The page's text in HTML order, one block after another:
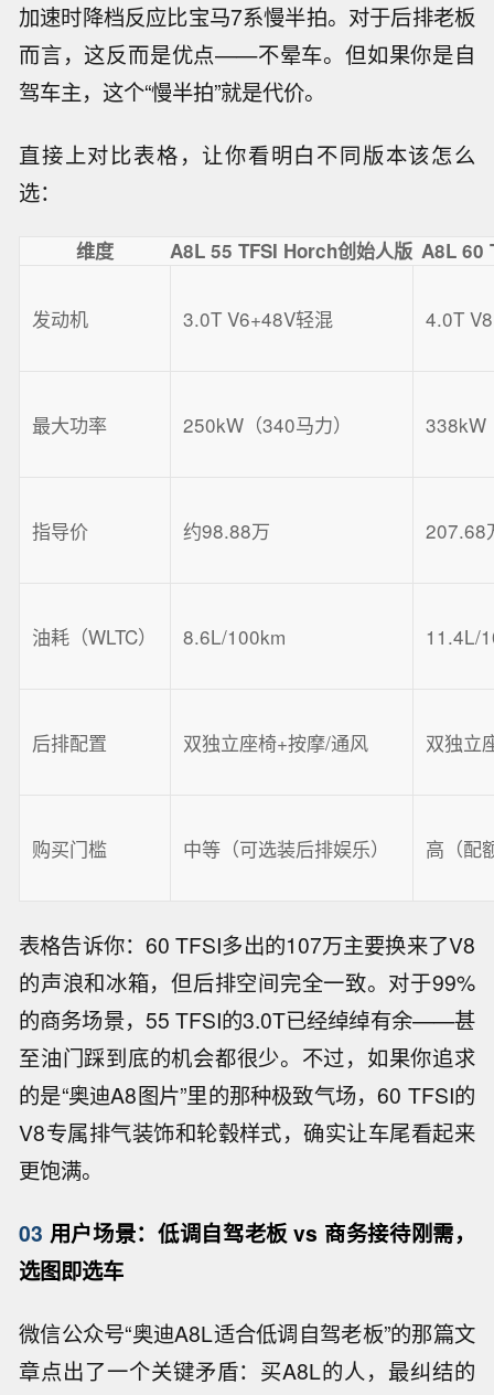
加速时降档反应比宝马7系慢半拍。对于后排老板
而言，这反而是优点——不晕车。但如果你是自
驾车主，这个“慢半拍”就是代价。
直接上对比表格，让你看明白不同版本该怎么
选：
维度 A8L 55 TFSI Horch创始人版 A8L 60
发动机 3.0T V6+48V轻混 4.0T
最大功率 250kW（340马力） 338kW
指导价 约98.88万 207.68
油耗（WLTC） 8.6L/100km 11.4L/
后排配置 双独立座椅+按摩/通风 双独立
购买门槛 中等（可选装后排娱乐） 高（配
表格告诉你：60 TFSI多出的107万主要换来了V8
的声浪和冰箱，但后排空间完全一致。对于99%
的商务场景，55 TFSI的3.0T已经绰绰有余——甚
至油门踩到底的机会都很少。不过，如果你追求
的是“奥迪A8图片”里的那种极致气场，60 TFSI的
V8专属排气装饰和轮毂样式，确实让车尾看起来
更饱满。
03 用户场景：低调自驾老板 vs 商务接待刚需，
选图即选车
微信公众号“奥迪A8L适合低调自驾老板”的那篇文
章点出了一个关键矛盾：买A8L的人，最纠结的